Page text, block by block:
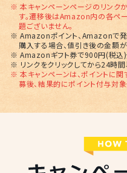
※ 本キャンペーンページのリンク
す。遷移後はAmazon内の各ペ
題ございません。
※ Amazonポイント、Amazonで
購入する場合、値引き後の金額
※ Amazonギフト券で900円(税込)
※ リンクをクリックしてから24時
※ 本キャンペーンは、ポイントに関
募後、結果的にポイント付与対